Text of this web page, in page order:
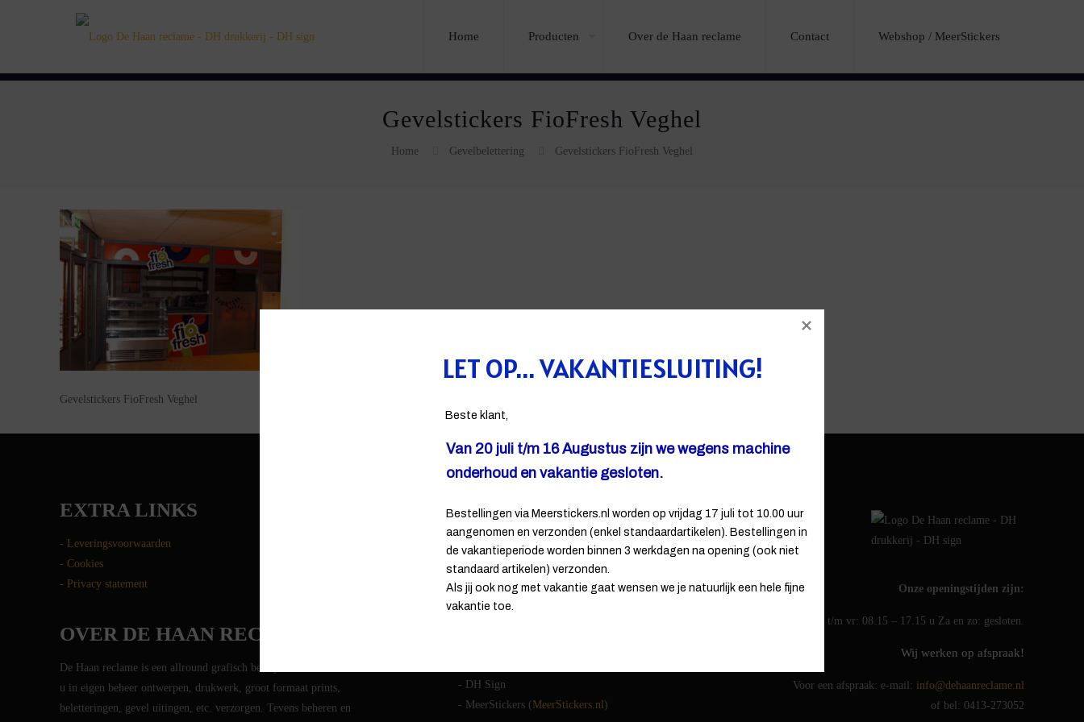
Home Producten Over de Haan reclame Contact Webshop / MeerStickers
Gevelstickers FioFresh Veghel
Home Gevelbelettering Gevelstickers FioFresh Veghel
Gevelstickers FioFresh Veghel
EXTRA LINKS
- Leveringsvoorwaarden
- Cookies
- Privacy statement
OVER DE HAAN RECLAME
De Haan reclame is een allround grafisch bedrijf. We kunnen voor
u in eigen beheer ontwerpen, drukwerk, groot formaat prints,
beletteringen, gevel uitingen, etc. verzorgen. Tevens beheren en
CONTACT INFORMATIE
De Haan reclame
Energielaan 9
5405 AD Uden
- DH Sign
- MeerStickers ( MeerStickers.nl )
Onze openingstijden zijn:
ma t/m vr: 08.15 – 17.15 u Za en zo: gesloten.
Wij werken op afspraak!
Voor een afspraak: e-mail: info@dehaanreclame.nl
of bel: 0413-273052
LET OP... VAKANTIESLUITING!
Beste klant,
Van 20 juli t/m 16 Augustus zijn we wegens machine
onderhoud en vakantie gesloten.
Bestellingen via Meerstickers.nl worden op vrijdag 17 juli tot 10.00 uur
aangenomen en verzonden (enkel standaardartikelen). Bestellingen in
de vakantieperiode worden binnen 3 werkdagen na opening (ook niet
standaard artikelen) verzonden.
Als jij ook nog met vakantie gaat wensen we je natuurlijk een hele fijne
vakantie toe.